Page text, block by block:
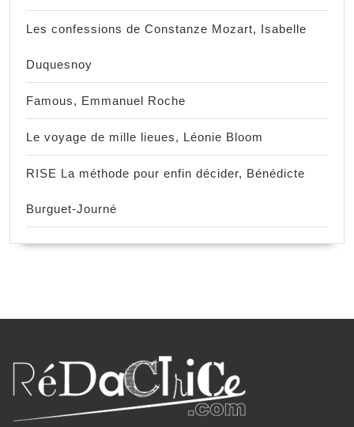
Les confessions de Constanze Mozart, Isabelle
Duquesnoy
Famous, Emmanuel Roche
Le voyage de mille lieues, Léonie Bloom
RISE La méthode pour enfin décider, Bénédicte
Burguet-Journé